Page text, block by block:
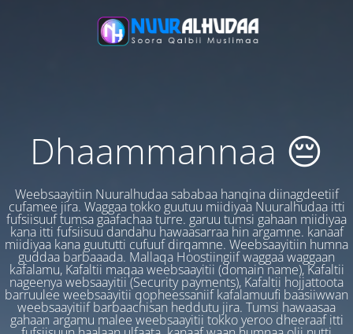
Dhaammannaa 😔
Weebsaayitiin Nuuralhudaa sababaa hanqina diinagdeetiif
cufamee jira. Waggaa tokko guutuu miidiyaa Nuuralhudaa itti
fufsiisuuf tumsa gaafachaa turre. garuu tumsi gahaan miidiyaa
kana itti fufsiisuu dandahu hawaasarraa hin argamne. kanaaf
miidiyaa kana guututti cufuuf dirqamne. Weebsaayitiin humna
guddaa barbaaada. Mallaqa Hoostiingiif waggaa waggaan
kafalamu, Kafaltii maqaa weebsaayitii (domain name), Kafaltii
nageenya websaayitii (Security payments), Kafaltii hojjattoota
barruulee weebsaayitii qopheessaniif kafalamuufi baasiiwwan
weebsaayitiif barbaachisan heddutu jira. Tumsi hawaasaa
gahaan argamu malee weebsaayitii tokko yeroo dheeraaf itti